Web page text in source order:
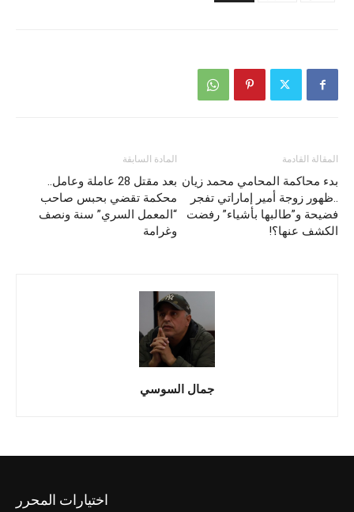
المادة السابقة
بعد مقتل 28 عاملة وعامل..
محكمة تقضي بحبس صاحب
“المعمل السري” سنة ونصف
وغرامة
المقالة القادمة
بدء محاكمة المحامي محمد زيان
..ظهور زوجة أمير إماراتي تفجر
فضيحة و”طالبها بأشياء” رفضت
الكشف عنها؟!
جمال السوسي
اختيارات المحرر